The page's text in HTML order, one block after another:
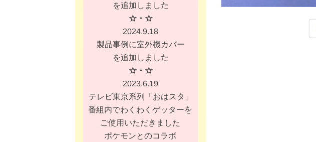
を追加しました
☆・☆
2024.9.18
製品事例に室外機カバー
を追加しました
☆・☆
2023.6.19
テレビ東京系列「おはスタ」
番組内でわくわくゲッターを
ご使用いただきました
ポケモンとのコラボ